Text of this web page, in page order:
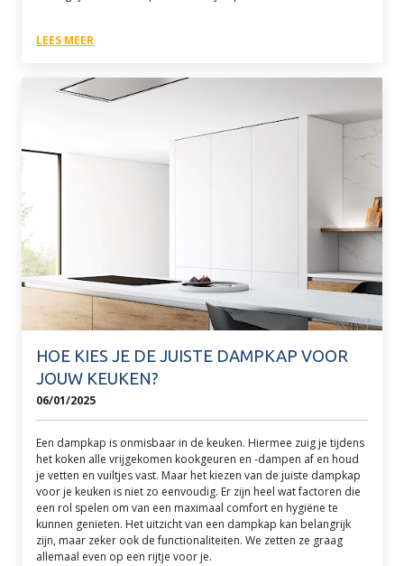
LEES MEER
HOE KIES JE DE JUISTE DAMPKAP VOOR
JOUW KEUKEN?
06/01/2025
Een dampkap is onmisbaar in de keuken. Hiermee zuig je tijdens
het koken alle vrijgekomen kookgeuren en -dampen af en houd
je vetten en vuiltjes vast. Maar het kiezen van de juiste dampkap
voor je keuken is niet zo eenvoudig. Er zijn heel wat factoren die
een rol spelen om van een maximaal comfort en hygiëne te
kunnen genieten. Het uitzicht van een dampkap kan belangrijk
zijn, maar zeker ook de functionaliteiten. We zetten ze graag
allemaal even op een rijtje voor je.